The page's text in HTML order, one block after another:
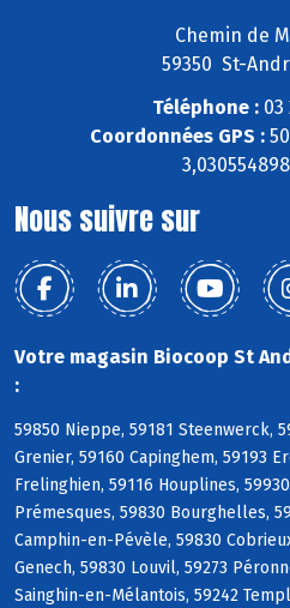
Chemin de
59350 St-
Téléphone :03
Coordonnées GPS :
Nous suivre sur
Votre magasin Biocoop St
:
59850 Nieppe, 59181 Steenwerck,
Grenier, 59160 Capinghem, 59193
Frelinghien, 59116 Houplines,
Prémesques, 59830 Bourghelles,
Camphin-en-Pévèle, 59830
Genech, 59830 Louvil, 59273
Sainghin-en-Mélantois, 59242